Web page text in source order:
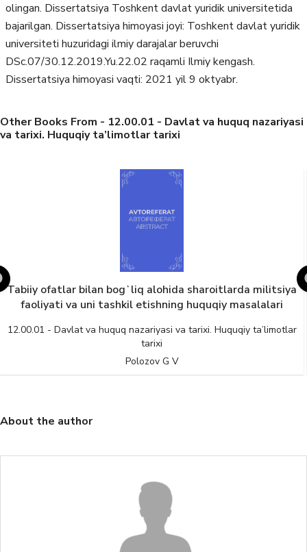
olingan. Dissertatsiya Toshkent davlat yuridik universitetida
bajarilgan. Dissertatsiya himoyasi joyi: Toshkent davlat yuridik
universiteti huzuridagi ilmiy darajalar beruvchi
DSc.07/30.12.2019.Yu.22.02 raqamli Ilmiy kengash.
Dissertatsiya himoyasi vaqti: 2021 yil 9 oktyabr.
Other Books From - 12.00.01 - Davlat va huquq nazariyasi
va tarixi. Huquqiy ta’limotlar tarixi
Tabiiy ofatlar bilan bogʻliq alohida sharoitlarda militsiya
faoliyati va uni tashkil etishning huquqiy masalalari
12.00.01 - Davlat va huquq nazariyasi va tarixi. Huquqiy ta’limotlar
tarixi
Polozov G V
About the author